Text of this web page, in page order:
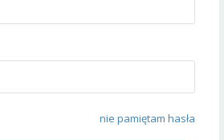
nie pamiętam hasła